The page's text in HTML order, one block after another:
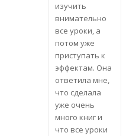
изучить
внимательно
все уроки, а
потом уже
приступать к
эффектам. Она
ответила мне,
что сделала
уже очень
много книг и
что все уроки